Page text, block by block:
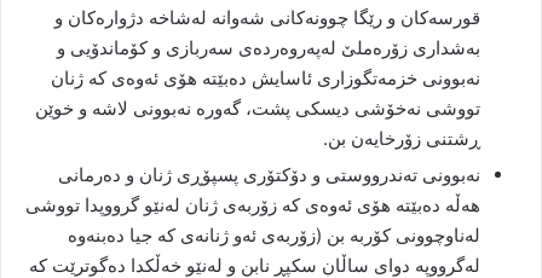
قورسەکان و رێگا چوونەکانی شەوانە لەشاخە دژوارەکان و
بەشداری زۆرەملێ لەپەروەردەی سەربازی و کۆماندۆیی و
نەبوونی خزمەتگوزاری ئاسایش دەبێتە هۆی ئەوەی کە ژنان
تووشی نەخۆشی دیسکی پشت، گەورە نەبوونی لاشە و خوێن
ڕشتنی زۆرخایەن بن.
نەبوونی تەندرووستی و دۆکتۆری پسپۆڕی ژنان و دەرمانی
هەڵە دەبێتە هۆی ئەوەی کە زۆربەی ژنان لەنێو گرووپدا تووشی
لەناوچوونی کۆربە بن (زۆربەی ئەو ژنانەی کە جیا دەبنەوە
لەگرووپە دوای ساڵان سکپڕ نابن و لەنێو خەڵکدا دەگوترێت کە